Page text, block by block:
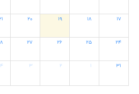
۲۰ ۱۹ ۱۸ ۱۷
۲۷ ۲۶ ۲۵ ۲۴
۴ ۳ ۲ ۱ ۳۱